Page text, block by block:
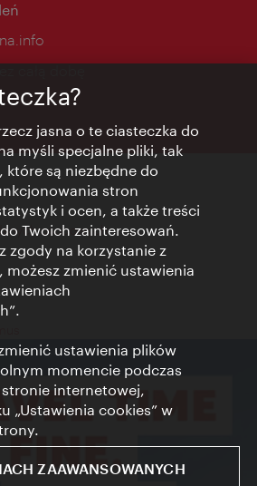
osobowych
jasna o te ciasteczka do
myśli specjalne pliki, tak
które są niezbędne do
stron
i ocen, a także treści
Twoich zainteresowań.
zgody na korzystanie z
możesz zmienić ustawienia
ustawienia plików
momencie podczas
internetowej,
„Ustawienia cookies” w
ZAAWANSOWANYCH